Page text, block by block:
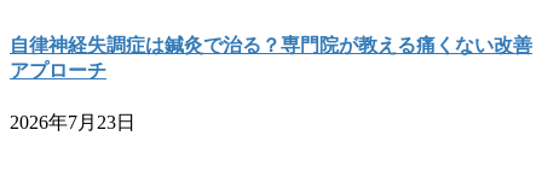
自律神経失調症は鍼灸で治る？専門院が教える痛くない改善
アプローチ
2026年7月23日